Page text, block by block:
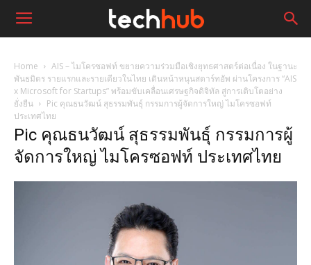
Home
AIS – ไมโครซอฟท์ ขยายความร่วมมือเชิงยุทธศาสตร์ต่อเนื่อง ในฐานะ
พันธมิตร รายแรกและรายเดียวในไทย เดินหน้าหนุนสตาร์ทอัพ ผ่านโครงการ “AIS
x Microsoft for Startups” พร้อมขับเคลื่อนเศรษฐกิจดิจิทัล สู่การเติบโตอย่าง
ยั่งยืน
Pic คุณธนวัฒน์ สุธรรมพันธุ์ กรรมการผู้จัดการใหญ่ ไมโครซอฟท์
ประเทศไทย
Pic คุณธนวัฒน์ สุธรรมพันธุ์ กรรมการผู้
จัดการใหญ่ ไมโครซอฟท์ ประเทศไทย